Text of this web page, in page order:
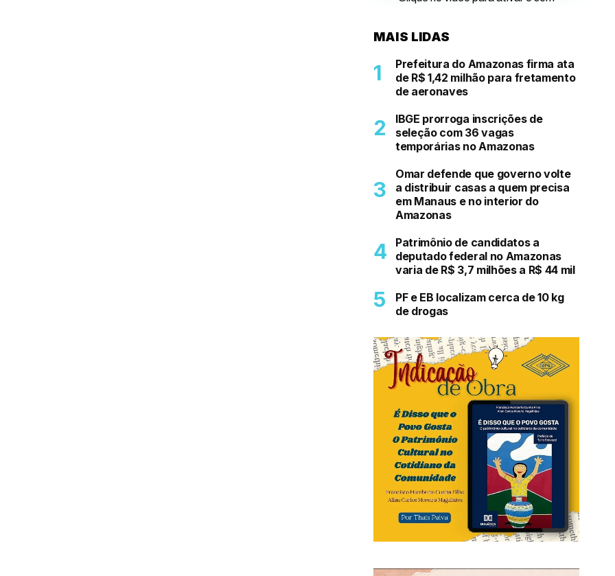
MAIS LIDAS
Prefeitura do Amazonas firma ata
de R$ 1,42 milhão para fretamento
de aeronaves
IBGE prorroga inscrições de
seleção com 36 vagas
temporárias no Amazonas
Omar defende que governo volte
a distribuir casas a quem precisa
em Manaus e no interior do
Amazonas
Patrimônio de candidatos a
deputado federal no Amazonas
varia de R$ 3,7 milhões a R$ 44 mil
PF e EB localizam cerca de 10 kg
de drogas